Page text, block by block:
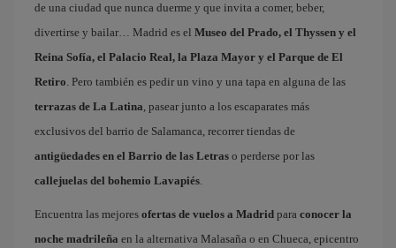
de una ciudad que nunca duerme y que invita a comer, beber,
divertirse y bailar… Madrid es el Museo del Prado, el Thyssen y el
Reina Sofía, el Palacio Real, la Plaza Mayor y el Parque de El
Retiro. Pero también es pedir un vino y una tapa en alguna de las
terrazas de La Latina, pasear junto a los escaparates más
exclusivos del barrio de Salamanca, recorrer tiendas de
antigüedades en el Barrio de las Letras o perderse por las
callejuelas del bohemio Lavapiés.
Encuentra las mejores ofertas de vuelos a Madrid para conocer la
noche madrileña en la alternativa Malasaña o en Chueca, epicentro